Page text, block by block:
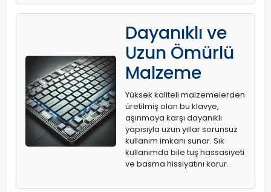
Dayanıklı ve
Uzun Ömürlü
Malzeme
Yüksek kaliteli malzemelerden
üretilmiş olan bu klavye,
aşınmaya karşı dayanıklı
yapısıyla uzun yıllar sorunsuz
kullanım imkanı sunar. Sık
kullanımda bile tuş hassasiyeti
ve basma hissiyatını korur.